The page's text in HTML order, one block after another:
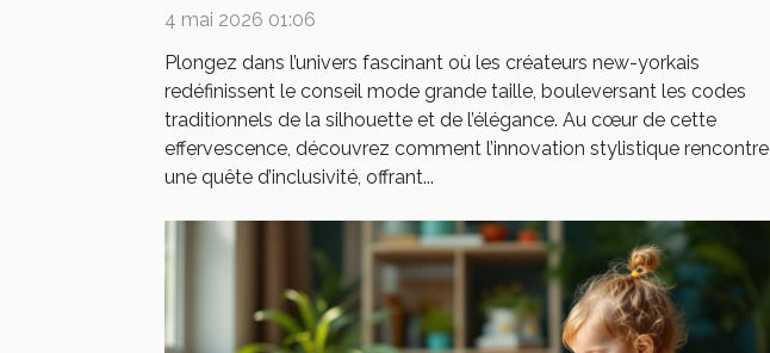
4 mai 2026 01:06
Plongez dans l’univers fascinant où les créateurs new-yorkais
redéfinissent le conseil mode grande taille, bouleversant les codes
traditionnels de la silhouette et de l’élégance. Au cœur de cette
effervescence, découvrez comment l’innovation stylistique rencontre
une quête d’inclusivité, offrant...